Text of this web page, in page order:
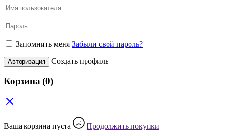
Запомнить меня Забыли свой пароль?
Авторизация Создать профиль
Корзина (0)
Ваша корзина пуста Продолжить покупки